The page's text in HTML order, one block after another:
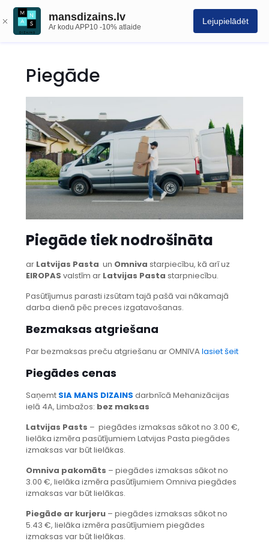
mansdizains.lv
Ar kodu APP10 -10% atlaide
Lejupielādēt
Piegāde
Piegāde tiek nodrošināta
ar Latvijas Pasta un Omniva starpiecību, kā arī uz
EIROPAS valstīm ar Latvijas Pasta starpniecību.
Pasūtījumus parasti izsūtam tajā pašā vai nākamajā
darba dienā pēc preces izgatavošanas.
Bezmaksas atgriešana
Par bezmaksas preču atgriešanu ar OMNIVA lasiet šeit
Piegādes cenas
Saņemt SIA MANS DIZAINS darbnīcā Mehanizācijas
ielā 4A, Limbažos: bez maksas
Latvijas Pasts – piegādes izmaksas sākot no 3.00 €,
lielāka izmēra pasūtījumiem Latvijas Pasta piegādes
izmaksas var būt lielākas.
Omniva pakomāts – piegādes izmaksas sākot no
3.00 €, lielāka izmēra pasūtījumiem Omniva piegādes
izmaksas var būt lielākas.
Piegāde ar kurjeru – piegādes izmaksas sākot no
5.43 €, lielāka izmēra pasūtījumiem piegādes
izmaksas var būt lielākas.